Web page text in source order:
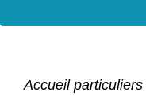
Accueil particuliers